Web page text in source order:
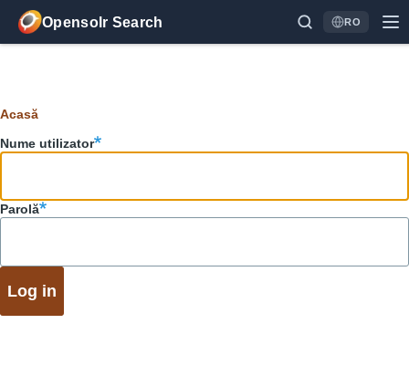
Sari la conținutul principal
Opensolr Search
Language
RO
Filele
principale
Breadcrumb
Acasă
Nume utilizator
Parolă